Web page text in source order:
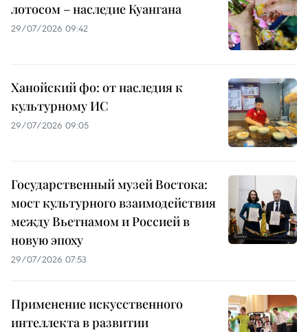
лотосом – наследие Куангана
29/07/2026 09:42
Ханойский фо: от наследия к
культурному ИС
29/07/2026 09:05
Государственный музей Востока:
мост культурного взаимодействия
между Вьетнамом и Россией в
новую эпоху
29/07/2026 07:53
Применение искусственного
интеллекта в развитии